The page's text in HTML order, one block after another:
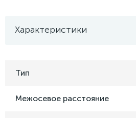
Характеристики
Тип
Межосевое расстояние